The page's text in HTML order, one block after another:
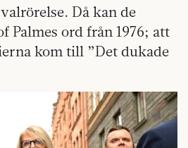
Då kan de
Palmes ord från 1976; att
kom till ”Det dukade